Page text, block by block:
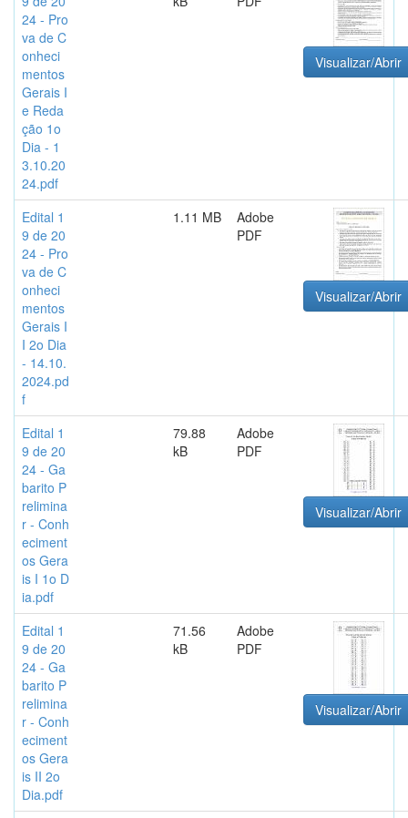
24 - Pro
va de C
onheci
mentos
Gerais I
e Reda
ção 1o
Dia - 1
3.10.20
24.pdf
Visualizar/Abrir
Edital 1
9 de 20
24 - Pro
va de C
onheci
mentos
Gerais I
I 2o Dia
- 14.10.
2024.pd
f
1.11 MB
Adobe
PDF
Visualizar/Abrir
Edital 1
9 de 20
24 - Ga
barito P
relimina
r - Conh
eciment
os Gera
is I 1o D
ia.pdf
79.88
kB
Adobe
PDF
Visualizar/Abrir
Edital 1
9 de 20
24 - Ga
barito P
relimina
r - Conh
eciment
os Gera
is II 2o
Dia.pdf
71.56
kB
Adobe
PDF
Visualizar/Abrir